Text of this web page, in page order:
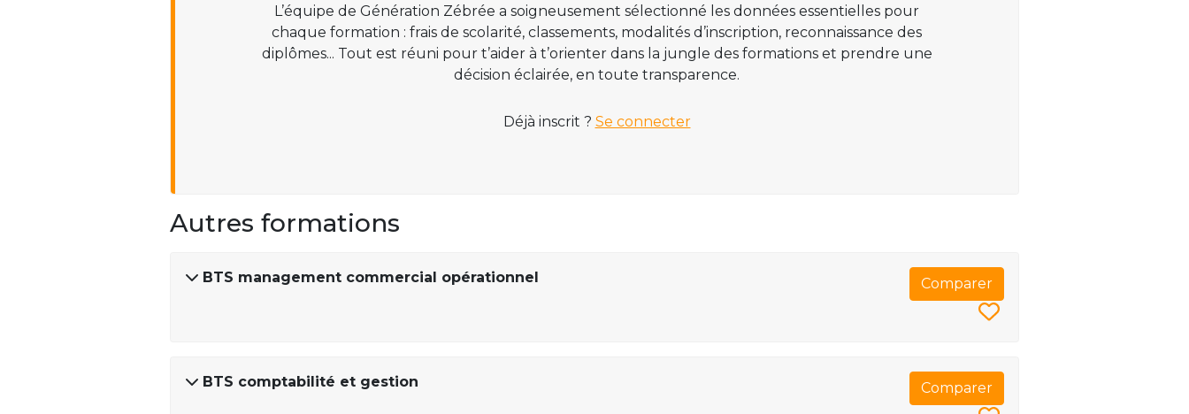
L’équipe de Génération Zébrée a soigneusement sélectionné les données essentielles pour
chaque formation : frais de scolarité, classements, modalités d’inscription, reconnaissance des
diplômes... Tout est réuni pour t’aider à t’orienter dans la jungle des formations et prendre une
décision éclairée, en toute transparence.
Déjà inscrit ? Se connecter
Autres formations
BTS management commercial opérationnel Comparer
BTS comptabilité et gestion Comparer